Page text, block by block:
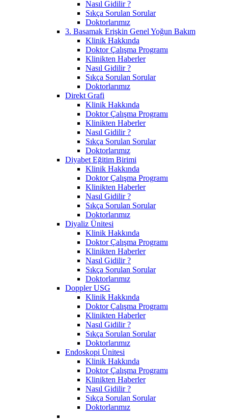
Nasıl Gidilir ?
Sıkça Sorulan Sorular
Doktorlarımız
3. Basamak Erişkin Genel Yoğun Bakım
Klinik Hakkında
Doktor Çalışma Programı
Klinikten Haberler
Nasıl Gidilir ?
Sıkça Sorulan Sorular
Doktorlarımız
Direkt Grafi
Klinik Hakkında
Doktor Çalışma Programı
Klinikten Haberler
Nasıl Gidilir ?
Sıkça Sorulan Sorular
Doktorlarımız
Diyabet Eğitim Birimi
Klinik Hakkında
Doktor Çalışma Programı
Klinikten Haberler
Nasıl Gidilir ?
Sıkça Sorulan Sorular
Doktorlarımız
Diyaliz Ünitesi
Klinik Hakkında
Doktor Çalışma Programı
Klinikten Haberler
Nasıl Gidilir ?
Sıkça Sorulan Sorular
Doktorlarımız
Doppler USG
Klinik Hakkında
Doktor Çalışma Programı
Klinikten Haberler
Nasıl Gidilir ?
Sıkça Sorulan Sorular
Doktorlarımız
Endoskopi Ünitesi
Klinik Hakkında
Doktor Çalışma Programı
Klinikten Haberler
Nasıl Gidilir ?
Sıkça Sorulan Sorular
Doktorlarımız